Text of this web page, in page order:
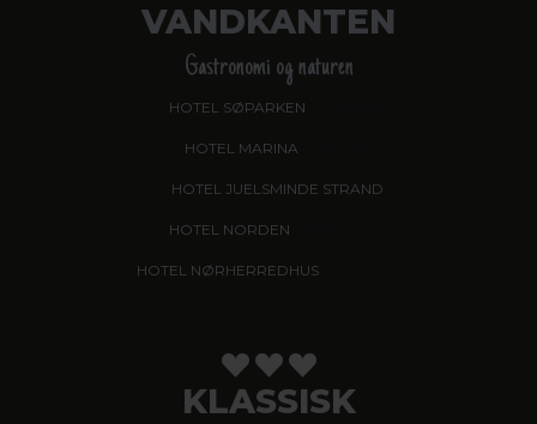
VANDKANTEN
Gastronomi og naturen
HOTEL SØPARKEN
HOTEL MARINA
HOTEL JUELSMINDE STRAND
HOTEL NORDEN
HOTEL NØRHERREDHUS, NORDBORG
KLASSISK